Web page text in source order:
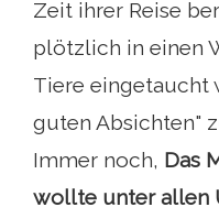
Zeit ihrer Reise
plötzlich in einen
Tiere eingetaucht
guten Absichten"
Immer noch, Das
wollte unter allen